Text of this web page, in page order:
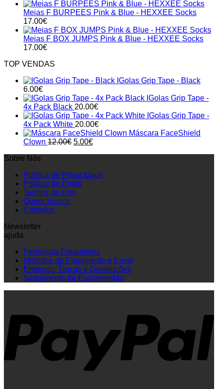
Meias F BURPEES Pink & Blue - HEXXEE Socks
17.00€
Meias F BOX JUMPS Pink & Blue - HEXXEE Socks
17.00€
TOP VENDAS
IGolas Grip Tape - Black
6.00€
IGolas Grip Tape -
4x Pack Black 20.00€
IGolas Grip Tape -
4x Pack White 20.00€
Máscara FaceShield
Clown 12.00€ Original
5.00€Current
Sobre Nós
Política de Privacidade
Política de Envio
Termos de Uso
Quem Somos
Contatos
Newsletter
ajuda
Perguntas Frequentes
Métodos de Pagamento e Envio
Entregas, Trocas e Devoluções
Seguimento de Encomendas